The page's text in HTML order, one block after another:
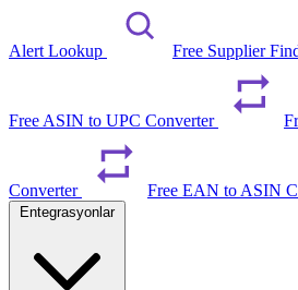
Alert Lookup Free Supplier
Free ASIN to UPC Converter
Converter Free EAN to ASIN
Entegrasyonlar